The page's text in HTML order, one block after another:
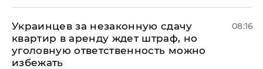
Украинцев за незаконную сдачу
квартир в аренду ждет штраф, но
уголовную ответственность можно
избежать
08:16